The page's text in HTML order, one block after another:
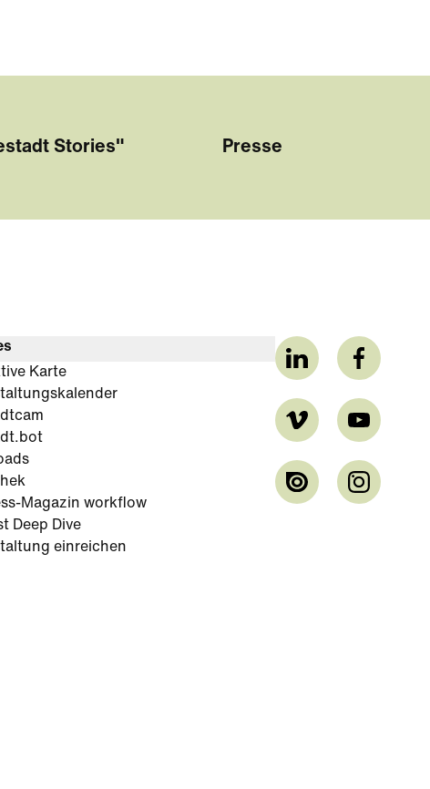
Stories" Presse
Karte
Magazin workflow
Deep Dive
einreichen